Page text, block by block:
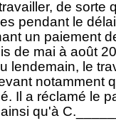
de sorte
pendant le
un paiement
de mai à août
lendemain, le
notamment
Il a réclamé le
qu'à